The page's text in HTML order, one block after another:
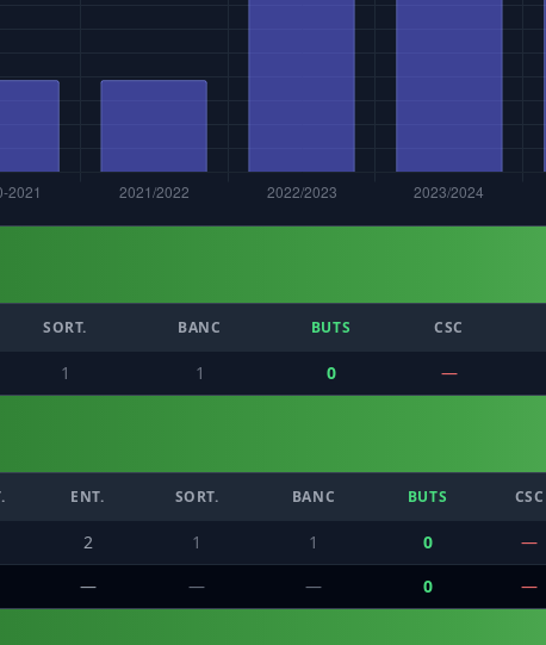
SORT. BANC BUTS CSC
1 1 0 —
ENT. SORT. BANC BUTS CSC
2 1 1 0 —
— — — 0 —